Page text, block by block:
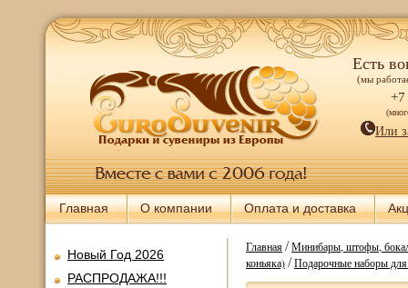
Есть
(мы
+7
Или
Главная О компании Оплата и доставка
Новый Год 2026
РАСПРОДАЖА!!!
Главная/Минибары, штофы,
коньяка)/Подарочные наборы для